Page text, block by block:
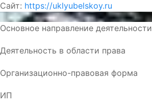
Сайт: https://uklyubelskoy.ru
Основное направление деятельности
Деятельность в области права
Организационно-правовая форма
ИП